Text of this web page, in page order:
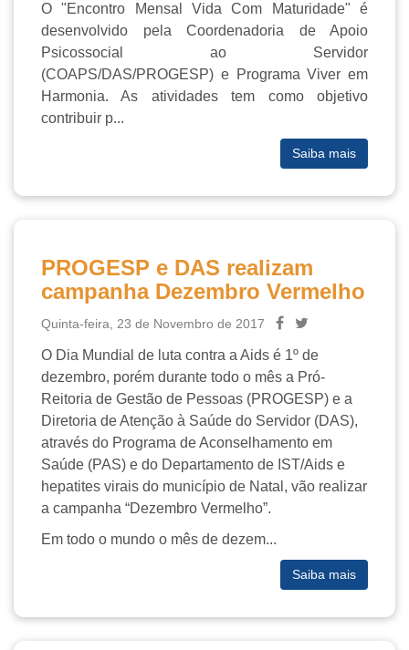
O "Encontro Mensal Vida Com Maturidade" é
desenvolvido pela Coordenadoria de Apoio
Psicossocial ao Servidor
(COAPS/DAS/PROGESP) e Programa Viver em
Harmonia. As atividades tem como objetivo
contribuir p...
Saiba mais
PROGESP e DAS realizam
campanha Dezembro Vermelho
Quinta-feira, 23 de Novembro de 2017
O Dia Mundial de luta contra a Aids é 1º de
dezembro, porém durante todo o mês a Pró-
Reitoria de Gestão de Pessoas (PROGESP) e a
Diretoria de Atenção à Saúde do Servidor (DAS),
através do Programa de Aconselhamento em
Saúde (PAS) e do Departamento de IST/Aids e
hepatites virais do município de Natal, vão realizar
a campanha “Dezembro Vermelho”.
Em todo o mundo o mês de dezem...
Saiba mais